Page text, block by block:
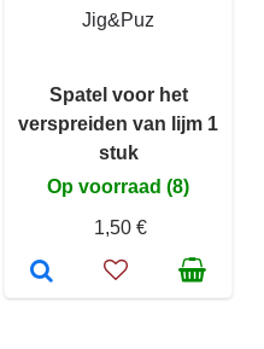
Jig&Puz
Spatel voor het
verspreiden van lijm 1
stuk
Op voorraad (8)
1,50 €